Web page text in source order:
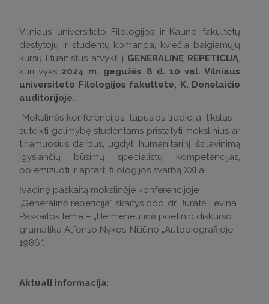
Vilniaus universiteto Filologijos ir Kauno fakultetų
dėstytojų ir studentų komanda, kviečia baigiamųjų
kursų lituanistus atvykti į GENERALINĘ REPETICIJĄ,
kuri vyks 2024 m. gegužės 8 d. 10 val. Vilniaus
universiteto Filologijos fakultete, K. Donelaičio
auditorijoje.
Mokslinės konferencijos, tapusios tradicija, tikslas –
suteikti galimybę studentams pristatyti mokslinius ar
tiriamuosius darbus, ugdyti humanitarinį išsilavinimą
įgysiančių būsimų specialistų kompetencijas,
polemizuoti ir aptarti filologijos svarbą XXI a.
Įvadinę paskaitą mokslinėje konferencijoje
„Generalinė repeticija“ skaitys doc. dr. Jūratė Levina.
Paskaitos tema – „Hermeneutinė poetinio diskurso
gramatika Alfonso Nykos-Niliūno „Autobiografijoje
1986“.
Aktuali informacija: